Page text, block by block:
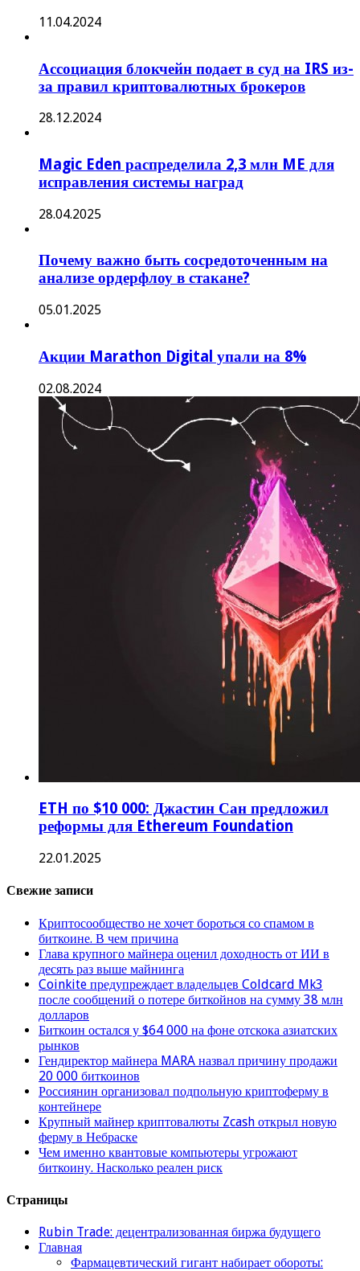
11.04.2024
Ассоциация блокчейн подает в суд на IRS из-
за правил криптовалютных брокеров
28.12.2024
Magic Eden распределила 2,3 млн ME для
исправления системы наград
28.04.2025
Почему важно быть сосредоточенным на
анализе ордерфлоу в стакане?
05.01.2025
Акции Marathon Digital упали на 8%
02.08.2024
ETH по $10 000: Джастин Сан предложил
реформы для Ethereum Foundation
22.01.2025
Свежие записи
Криптосообщество не хочет бороться со спамом в
биткоине. В чем причина
Глава крупного майнера оценил доходность от ИИ в
десять раз выше майнинга
Coinkite предупреждает владельцев Coldcard Mk3
после сообщений о потере биткойнов на сумму 38 млн
долларов
Биткоин остался у $64 000 на фоне отскока азиатских
рынков
Гендиректор майнера MARA назвал причину продажи
20 000 биткоинов
Россиянин организовал подпольную криптоферму в
контейнере
Крупный майнер криптовалюты Zcash открыл новую
ферму в Небраске
Чем именно квантовые компьютеры угрожают
биткоину. Насколько реален риск
Страницы
Rubin Trade: децентрализованная биржа будущего
Главная
Фармацевтический гигант набирает обороты: